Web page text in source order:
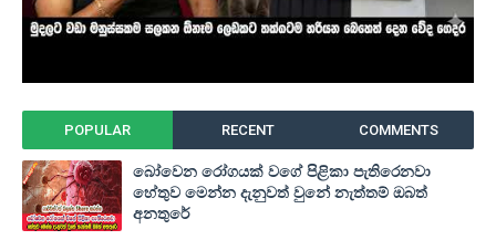
POPULAR RECENT COMMENTS
බෝවෙන රෝගයක් වගේ පිළිකා පැතිරෙනවා
හේතුව මෙන්න දැනුවත් වුනේ නැත්තම් ඔබත්
අනතුරේ